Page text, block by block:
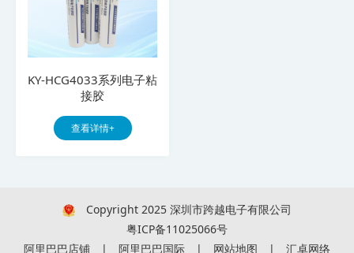
KY-HCG4033系列电子粘
接胶
查看详情+
Copyright 2025 深圳市跨越电子有限公司
粤ICP备11025066号
阿里巴巴店铺
| 阿里巴巴国际 | 网站地图 | 汇卓网络